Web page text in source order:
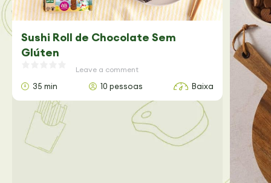
Sushi Roll de Chocolate Sem
Glúten
Leave a comment
35 min 10 pessoas Baixa